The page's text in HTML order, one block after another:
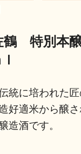
特別本
統に培われた
好適米から醸
造酒です。